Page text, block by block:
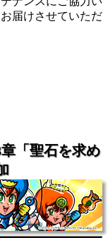
届けさせていただ
「聖石を求め